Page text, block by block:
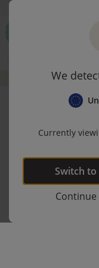
We
Currently
Switch to
Ga naar hoofdinhoud
DE LAATSTE ITEMS